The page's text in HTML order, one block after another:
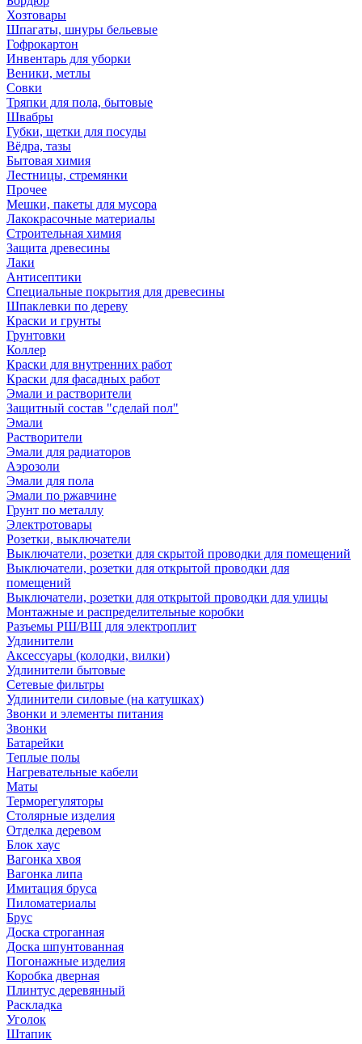
Хозтовары
Шпагаты, шнуры бельевые
Гофрокартон
Инвентарь для уборки
Веники, метлы
Совки
Тряпки для пола, бытовые
Швабры
Губки, щетки для посуды
Вёдра, тазы
Бытовая химия
Лестницы, стремянки
Прочее
Мешки, пакеты для мусора
Лакокрасочные материалы
Строительная химия
Защита древесины
Лаки
Антисептики
Специальные покрытия для древесины
Шпаклевки по дереву
Краски и грунты
Грунтовки
Коллер
Краски для внутренних работ
Краски для фасадных работ
Эмали и растворители
Защитный состав "сделай пол"
Эмали
Растворители
Эмали для радиаторов
Аэрозоли
Эмали для пола
Эмали по ржавчине
Грунт по металлу
Электротовары
Розетки, выключатели
Выключатели, розетки для скрытой проводки для помещений
Выключатели, розетки для открытой проводки для
помещений
Выключатели, розетки для открытой проводки для улицы
Монтажные и распределительные коробки
Разъемы РШ/ВШ для электроплит
Удлинители
Аксессуары (колодки, вилки)
Удлинители бытовые
Сетевые фильтры
Удлинители силовые (на катушках)
Звонки и элементы питания
Звонки
Батарейки
Теплые полы
Нагревательные кабели
Маты
Терморегуляторы
Столярные изделия
Отделка деревом
Блок хаус
Вагонка хвоя
Вагонка липа
Имитация бруса
Пиломатериалы
Брус
Доска строганная
Доска шпунтованная
Погонажные изделия
Коробка дверная
Плинтус деревянный
Раскладка
Уголок
Штапик